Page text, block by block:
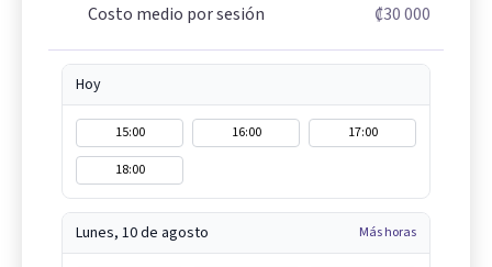
Costo medio por sesión
₡30 000
Hoy
15:00 16:00
17:00
18:00
Lunes, 10 de agosto Más horas